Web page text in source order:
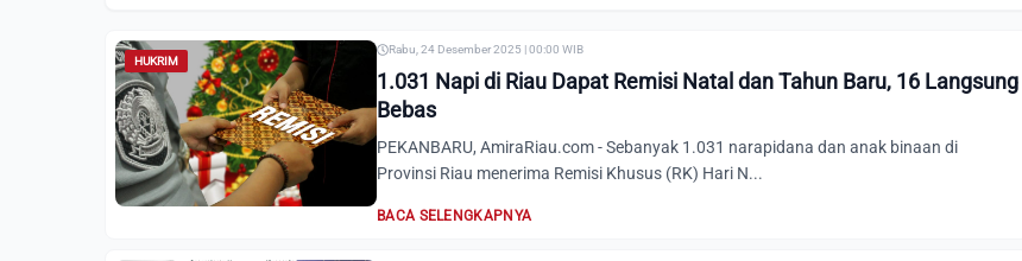
HUKRIM
Rabu, 24 Desember 2025 | 00:00 WIB
1.031 Napi di Riau Dapat Remisi Natal dan Tahun Baru, 16 Langsung
Bebas
PEKANBARU, AmiraRiau.com - Sebanyak 1.031 narapidana dan anak binaan di
Provinsi Riau menerima Remisi Khusus (RK) Hari N...
BACA SELENGKAPNYA